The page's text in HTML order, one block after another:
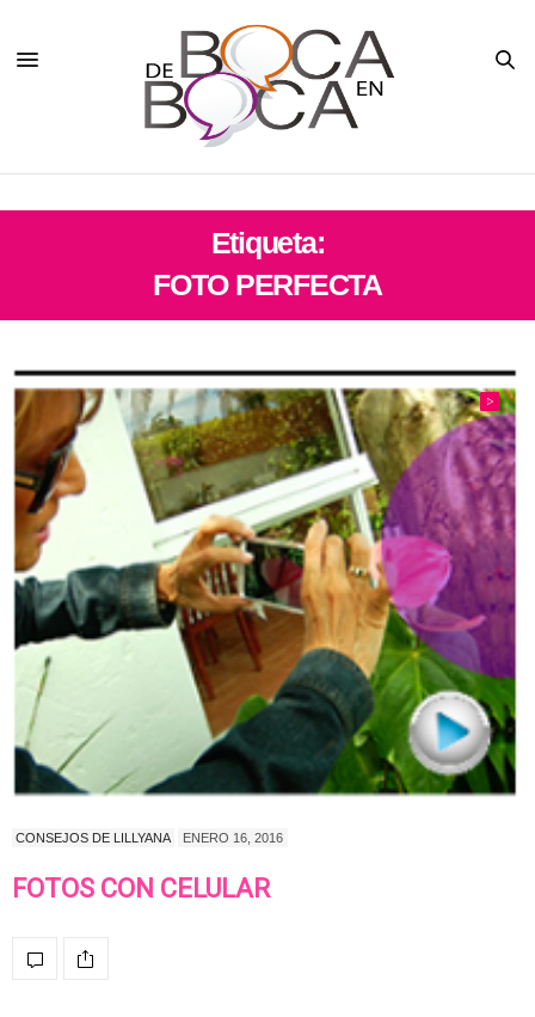
Etiqueta:
FOTO PERFECTA
CONSEJOS DE LILLYANA ENERO 16, 2016
FOTOS CON CELULAR